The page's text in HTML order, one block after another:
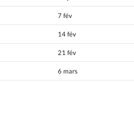
7 fév
14 fév
21 fév
6 mars